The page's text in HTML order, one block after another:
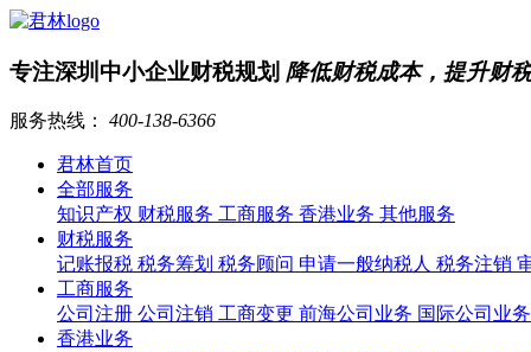
专注深圳中小企业财税规划 降低财税成本，提升财
服务热线： 400-138-6366
君林首页
全部服务
知识产权 财税服务 工商服务 香港业务 其他服务
财税服务
记账报税 税务筹划 税务顾问 申请一般纳税人 税务注销
工商服务
公司注册 公司注销 工商变更 前海公司业务 国际公司业
香港业务